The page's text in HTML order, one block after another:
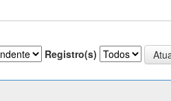
Registro(s)